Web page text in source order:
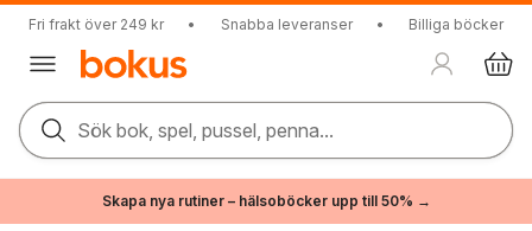
Fri frakt över 249 kr • Snabba leveranser • Billiga böcker
Sök bok, spel, pussel, penna...
Skapa nya rutiner – hälsoböcker upp till 50% →